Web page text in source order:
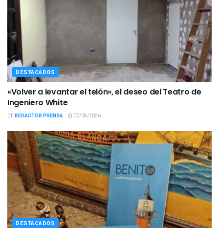
DESTACADOS
«Volver a levantar el telón», el deseo del Teatro de
Ingeniero White
DEREDACTOR PRENSA 07/08/2026
DESTACADOS